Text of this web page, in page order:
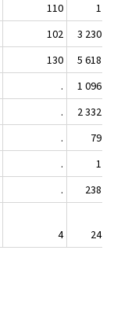
110 1
102 3 230
130 5 618
. 1 096
. 2 332
.
79
.
1
.
238
4 24